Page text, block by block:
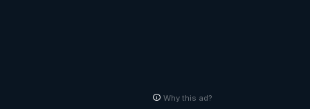
Why this ad?